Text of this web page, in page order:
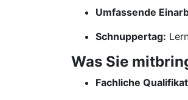
Umfassende
Schnuppertag:
Was Sie
Fachliche